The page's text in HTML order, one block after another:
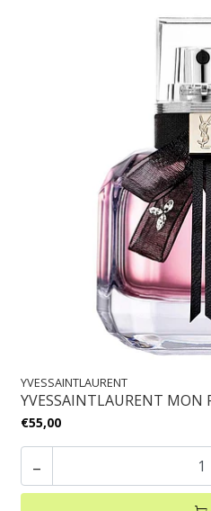
YVESSAINTLAURENT
YVESSAINTLAURENT MON
€55,00
-